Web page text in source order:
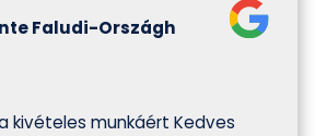
Faludi-Országh
kivételes munkáért Kedves